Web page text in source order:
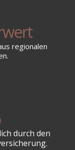
regionalen
durch den